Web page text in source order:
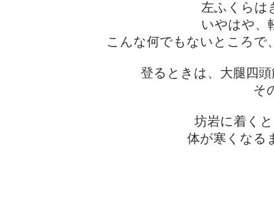
左ふくらは
いやはや、
こんな何でもないところで
登るときは、大腿四
そ
坊岩に着く
体が寒くなる